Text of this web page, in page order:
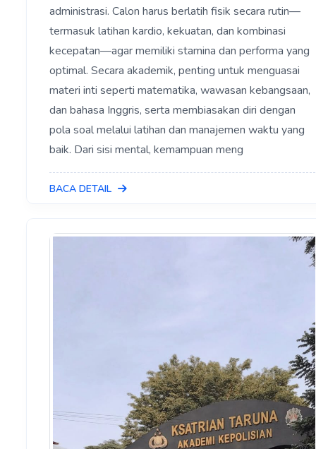
administrasi. Calon harus berlatih fisik secara rutin—
termasuk latihan kardio, kekuatan, dan kombinasi
kecepatan—agar memiliki stamina dan performa yang
optimal. Secara akademik, penting untuk menguasai
materi inti seperti matematika, wawasan kebangsaan,
dan bahasa Inggris, serta membiasakan diri dengan
pola soal melalui latihan dan manajemen waktu yang
baik. Dari sisi mental, kemampuan meng
BACA DETAIL